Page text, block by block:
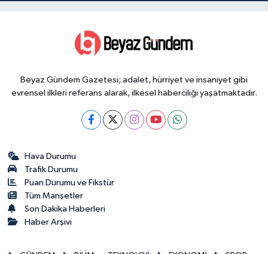
Beyaz Gündem Gazetesi; adalet, hürriyet ve insaniyet gibi
evrensel ilkleri referans alarak, ilkesel haberciliği yaşatmaktadır.
Hava Durumu
Trafik Durumu
Puan Durumu ve Fikstür
Tüm Manşetler
Son Dakika Haberleri
Haber Arşivi